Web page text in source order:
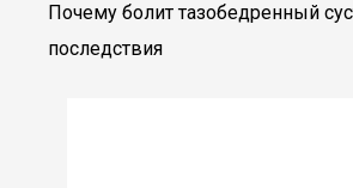
Почему болит тазобедренный
последствия